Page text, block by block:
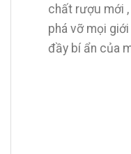
chất rượu mới ,
phá vỡ mọi
đầy bí ẩn của